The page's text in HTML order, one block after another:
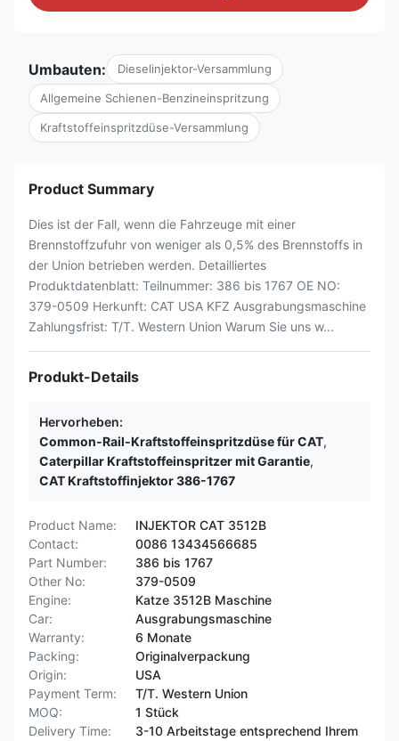
Umbauten: Dieselinjektor-Versammlung
Allgemeine Schienen-Benzineinspritzung
Kraftstoffeinspritzdüse-Versammlung
Product Summary
Dies ist der Fall, wenn die Fahrzeuge mit einer
Brennstoffzufuhr von weniger als 0,5% des Brennstoffs in
der Union betrieben werden. Detailliertes
Produktdatenblatt: Teilnummer: 386 bis 1767 OE NO:
379-0509 Herkunft: CAT USA KFZ Ausgrabungsmaschine
Zahlungsfrist: T/T. Western Union Warum Sie uns w...
Produkt-Details
Hervorheben:
Common-Rail-Kraftstoffeinspritzdüse für CAT,
Caterpillar Kraftstoffeinspritzer mit Garantie,
CAT Kraftstoffinjektor 386-1767
Product Name:
INJEKTOR CAT 3512B
Contact:
0086 13434566685
Part Number:
386 bis 1767
Other No:
379-0509
Engine:
Katze 3512B Maschine
Car:
Ausgrabungsmaschine
Warranty:
6 Monate
Packing:
Originalverpackung
Origin:
USA
Payment Term:
T/T. Western Union
MOQ:
1 Stück
Delivery Time:
3-10 Arbeitstage entsprechend Ihrem